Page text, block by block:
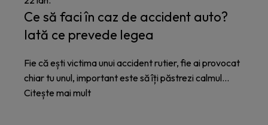
Ce să faci în caz de accident auto?
Iată ce prevede legea
Fie că ești victima unui accident rutier, fie ai provocat
chiar tu unul, important este să îți păstrezi calmul...
Citește mai mult